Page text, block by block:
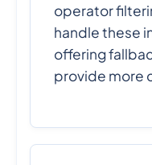
operator
handle these
offering
provide more